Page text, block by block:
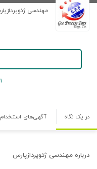
مهندسی
۱ نفر
در یک نگاه آگهی‌های استخدام
درباره مهندسی ژئوپردازپارس